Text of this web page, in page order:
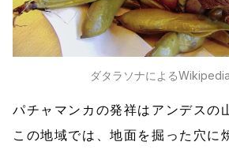
ダタラソナによる
パチャマンカの発祥はアンデスの
この地域では、地面を掘った穴に